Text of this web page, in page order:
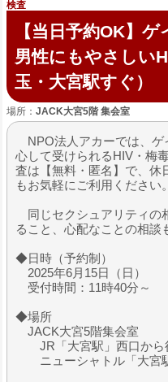
検査
【当日予約OK】
男性にもやさしい
玉・大宮駅すぐ）
場所： JACK大宮5階 集会室
NPO法人アカーでは、ゲ
心して受けられるHIV・梅
査は【無料・匿名】で、休
もお気軽にご利用ください。
同じセクシュアリティの
ること、心配なことの相談
◆日時（予約制）
2025年6月15日（日）
受付時間：11時40分～
◆場所
JACK大宮5階集会室
JR「大宮駅」西口から
ニューシャトル「大宮